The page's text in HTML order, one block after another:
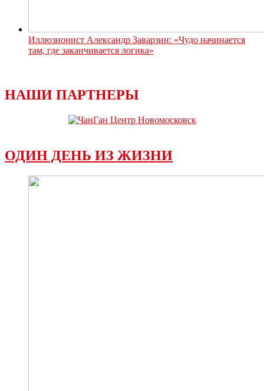
Иллюзионист Александр Заварзин: «Чудо начинается
там, где заканчивается логика»
НАШИ ПАРТНЕРЫ
ОДИН ДЕНЬ ИЗ ЖИЗНИ